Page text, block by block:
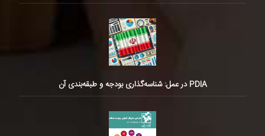
PDIA در عمل: شناسه‌گذاری بودجه و طبقه‌بندی آن